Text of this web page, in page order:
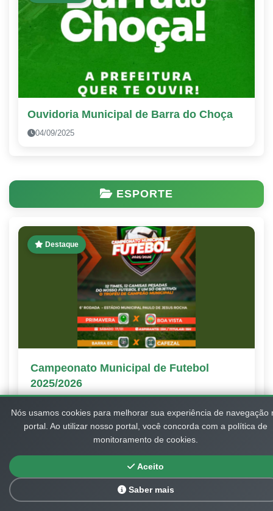
Ouvidoria Municipal de Barra do Choça
04/09/2025
ESPORTE
Destaque
Campeonato Municipal de Futebol
2025/2026
14/01/2026 297 views Mais
Nós usamos cookies para melhorar sua experiência de navegação
portal. Ao utilizar nosso portal, você concorda com a política de
monitoramento de cookies.
Aceito
Saber mais